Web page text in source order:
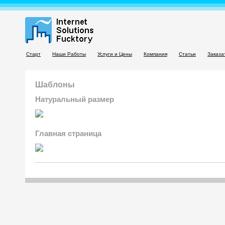
Старт Наши Работы Услуги и Цены Компания Статьи
Шаблоны
Натуральный размер
Главная страница